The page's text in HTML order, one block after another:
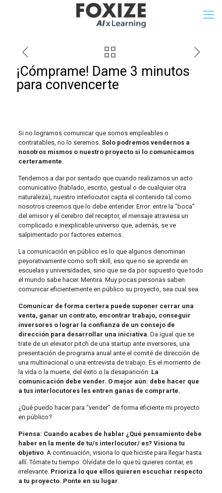
¡Cómprame! Dame 3 minutos
para convencerte
Si no logramos comunicar que somos empleables o
contratables, no lo seremos. Solo podremos vendernos a
nosotros mismos o nuestro proyecto si lo comunicamos
certeramente.
Tendemos a dar por sentado que cuando realizamos un acto
comunicativo (hablado, escrito, gestual o de cualquier otra
naturaleza), nuestro interlocutor capta el contenido tal como
nosotros creemos que lo debe entender. Error: entre la “boca”
del emisor y el cerebro del receptor, el mensaje atraviesa un
complicado e inexplicable universo que, además, se ve
salpimentado por factores externos.
La comunicación en público es lo que algunos denominan
peyorativamente como soft skill, eso que no se aprende en
escuelas y universidades, sino que se da por supuesto que todo
el mundo sabe hacer. Mentira. Muy pocas personas saben
comunicar eficientemente en público su proyecto, sea cual sea.
Comunicar de forma certera puede suponer cerrar una
venta, ganar un contrato, encontrar trabajo, conseguir
inversores o lograr la confianza de un consejo de
dirección para desarrollar una iniciativa. Da igual que se
trate de un elevator pitch de una startup ante inversores, una
presentación de programa anual ante el comité de dirección de
una multinacional o una entrevista de trabajo. Es el momento de
la vida o la muerte, del éxito o la desaparición. La
comunicación debe vender. O mejor aún: debe hacer que
a tus interlocutores les entren ganas de comprarte.
¿Qué puedo hacer para “vender” de forma eficiente mi proyecto
en público?
Piensa: Cuando acabes de hablar ¿Qué pensamiento debe
haber en la mente de tu/s interlocutor/ es? Visiona tu
objetivo. A continuación, visiona lo que hiciste para llegar hasta
allí. Tómate tu tiempo. Olvídate de lo que tú quieres contar, es
irrelevante. Prioriza lo que ellos quieren escuchar respecto
a tu proyecto. Ponte en su lugar.